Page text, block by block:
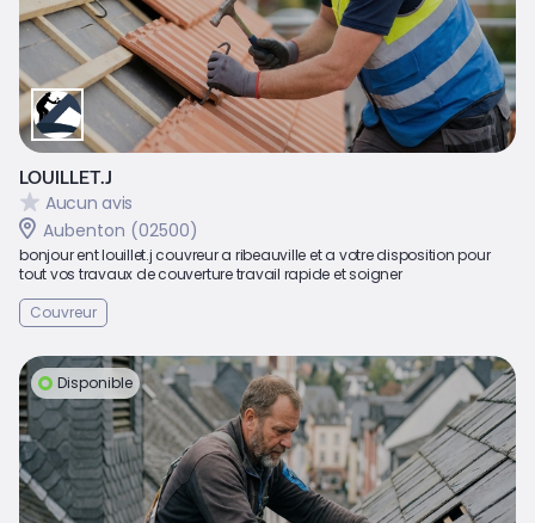
LOUILLET.J
Aucun avis
Aubenton (02500)
bonjour ent louillet.j couvreur a ribeauville et a votre disposition pour
tout vos travaux de couverture travail rapide et soigner
Couvreur
Disponible